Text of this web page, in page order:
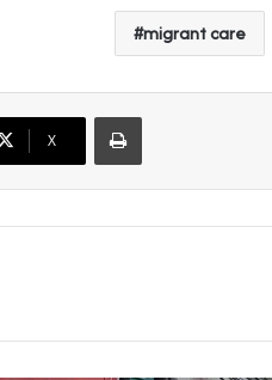
migrant care
X
Print